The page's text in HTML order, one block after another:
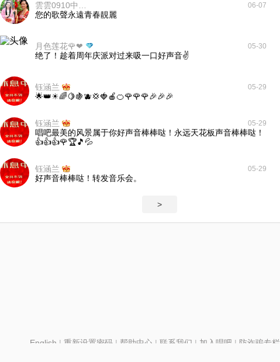
06-07
您的歌聲永遠青春靚麗
月色莲花🌹❤ 05-30
绝了！趁着周年庆派对过来吸一口好声音✌️
钰涵兰 05-29
🌟👑☀🌈🍋🍇🫐💢🍓🍎🍊🌹🌹🌹🎉🎉🎉
钰涵兰 05-29
唱吧最美的风景属于你好声音棒棒哒！永远天花板声音棒棒哒！
👍👍👍🌹🏆🎵💦
钰涵兰 05-29
好声音棒棒哒！转发音乐会。
>
English | 重新设置密码| 帮助中心 | 联系我们 | 加入唱吧 | 防诈骗专栏